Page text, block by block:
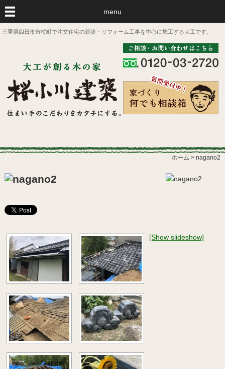
menu
三重県四日市市桜町で注文住宅の新築・リフォーム工事を中心に施工する大工です。
ホーム > nagano2
[Show slideshow]